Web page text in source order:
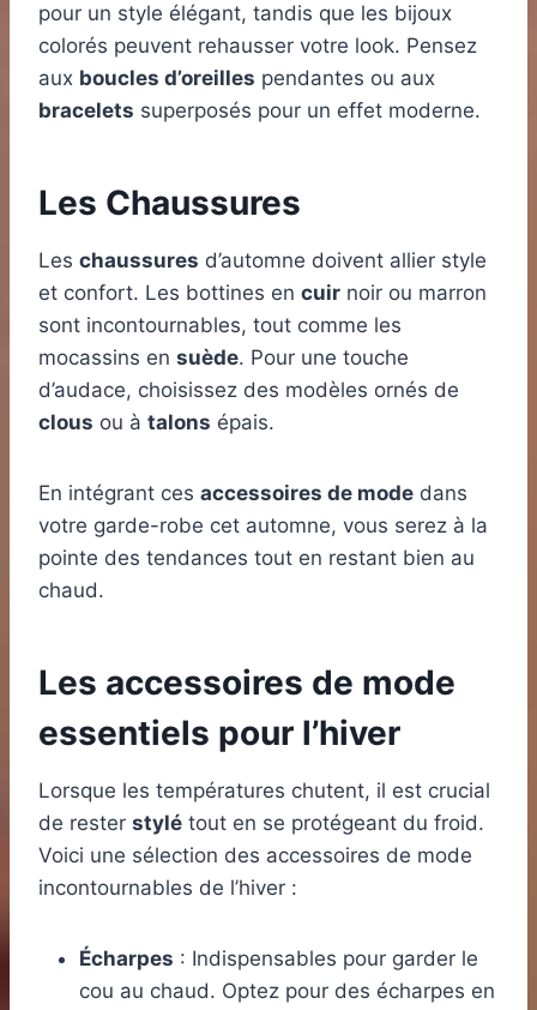
pour un style élégant, tandis que les bijoux
colorés peuvent rehausser votre look. Pensez
aux boucles d’oreilles pendantes ou aux
bracelets superposés pour un effet moderne.
Les Chaussures
Les chaussures d’automne doivent allier style
et confort. Les bottines en cuir noir ou marron
sont incontournables, tout comme les
mocassins en suède. Pour une touche
d’audace, choisissez des modèles ornés de
clous ou à talons épais.
En intégrant ces accessoires de mode dans
votre garde-robe cet automne, vous serez à la
pointe des tendances tout en restant bien au
chaud.
Les accessoires de mode
essentiels pour l’hiver
Lorsque les températures chutent, il est crucial
de rester stylé tout en se protégeant du froid.
Voici une sélection des accessoires de mode
incontournables de l’hiver :
Écharpes : Indispensables pour garder le
cou au chaud. Optez pour des écharpes en